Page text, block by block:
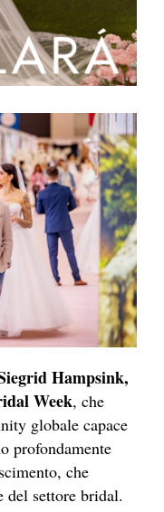
Hampsink,
Week, che
globale capace
profondamente
che
del settore bridal.